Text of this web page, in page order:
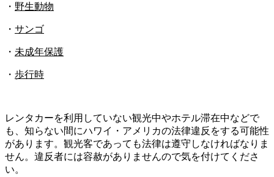
・ 野生動物
・ サンゴ
・ 未成年保護
・ 歩行時
レンタカーを利用していない観光中やホテル滞在中などで
も、知らない間にハワイ・アメリカの法律違反をする可能性
があります。観光客であっても法律は遵守しなければなりま
せん。違反者には容赦がありませんので気を付けてくださ
い。